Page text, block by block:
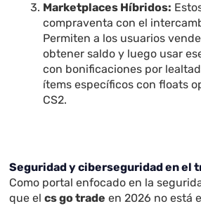
Marketplaces Híbridos:
compraventa con el
Permiten a los usuarios
obtener saldo y luego usar
con bonificaciones por
ítems específicos con floats
CS2.
Seguridad y ciberseguridad en el
Como portal enfocado en la
que elcs go trade en 2026 no está